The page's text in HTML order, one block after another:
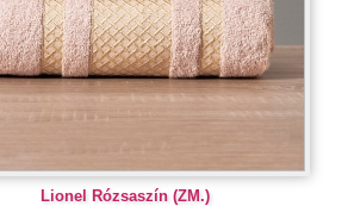
Lionel Rózsaszín (ZM.)